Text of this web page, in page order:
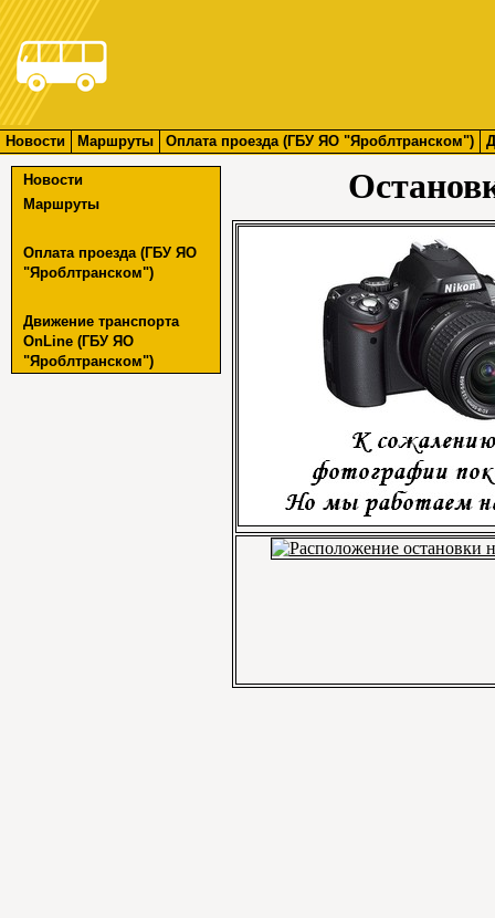
Новости Маршруты Оплата проезда (ГБУ ЯО "Яроблтранском")
Новости
Маршруты
Оплата проезда (ГБУ ЯО
"Яроблтранском")
Движение транспорта
OnLine (ГБУ ЯО
"Яроблтранском")